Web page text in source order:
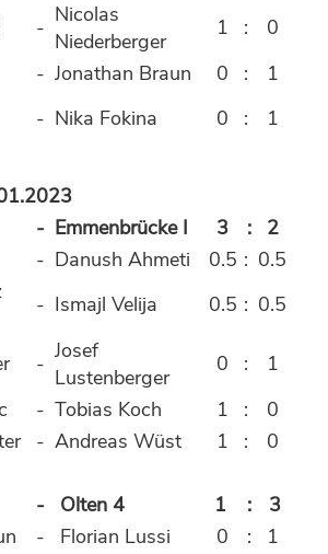
- Nicolas
Niederberger
1 :
0
- Jonathan Braun 0 :
1
- Nika Fokina 0 : 1
- Emmenbrücke I 3 :
2
- Danush Ahmeti 0.5 : 0.5
- Ismajl Velija 0.5 : 0.5
- Josef
Lustenberger
0 :
1
- Tobias Koch 1 :
0
- Andreas Wüst 1 : 0
- Olten 4 1 :
3
- Florian Lussi 0 :
1